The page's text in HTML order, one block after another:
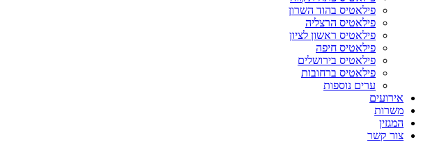
פילאטיס בהוד השרון
פילאטיס הרצליה
פילאטיס ראשון לציון
פילאטיס חיפה
פילאטיס בירושלים
פילאטיס ברחובות
ערים נוספות
אירועים
משרות
המגזין
צור קשר